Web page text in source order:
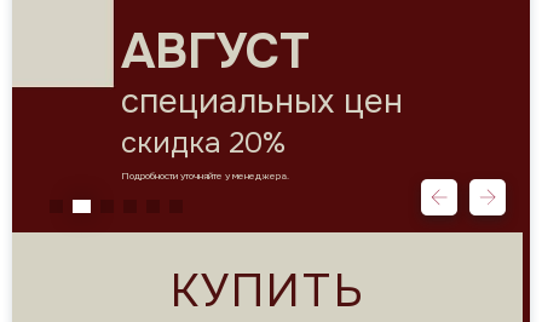
АВГУСТ
специальных цен
скидка 20%
Подробности уточняйте у менеджера.
КУПИТЬ